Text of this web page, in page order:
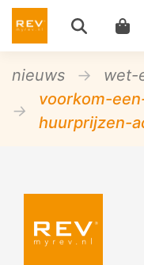
nieuws
wet-
voorkom-
huurprijzen-